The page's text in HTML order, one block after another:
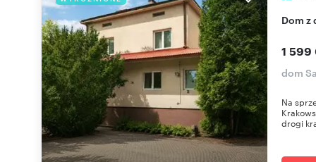
Dom
1 599
dom
Na
drogi